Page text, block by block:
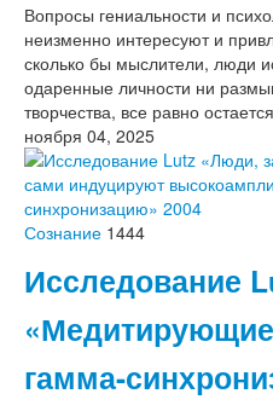
Вопросы гениальности и
неизменно интересуют и
сколько бы мыслители, люди
одаренные личности ни
творчества, все равно
ноября 04, 2025
Сознание 1444
Исследование
гамма-